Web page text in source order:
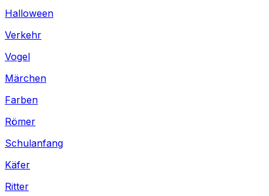
Halloween
Verkehr
Vogel
Märchen
Farben
Römer
Schulanfang
Käfer
Ritter